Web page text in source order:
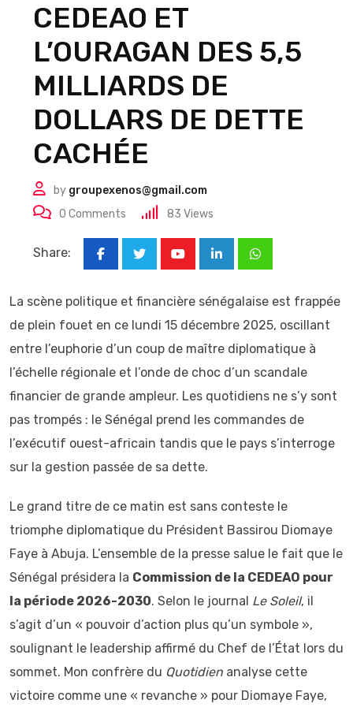
CEDEAO ET
L’OURAGAN DES 5,5
MILLIARDS DE
DOLLARS DE DETTE
CACHÉE
by groupexenos@gmail.com
0 Comments 83 Views
Share:
LinkedInWhatsapp
La scène politique et financière sénégalaise est frappée
de plein fouet en ce lundi 15 décembre 2025, oscillant
entre l’euphorie d’un coup de maître diplomatique à
l’échelle régionale et l’onde de choc d’un scandale
financier de grande ampleur. Les quotidiens ne s’y sont
pas trompés : le Sénégal prend les commandes de
l’exécutif ouest-africain tandis que le pays s’interroge
sur la gestion passée de sa dette.
Le grand titre de ce matin est sans conteste le
triomphe diplomatique du Président Bassirou Diomaye
Faye à Abuja. L’ensemble de la presse salue le fait que le
Sénégal présidera la Commission de la CEDEAO pour
la période 2026-2030. Selon le journal Le Soleil, il
s’agit d’un « pouvoir d’action plus qu’un symbole »,
soulignant le leadership affirmé du Chef de l’État lors du
sommet. Mon confrère du Quotidien analyse cette
victoire comme une « revanche » pour Diomaye Faye,